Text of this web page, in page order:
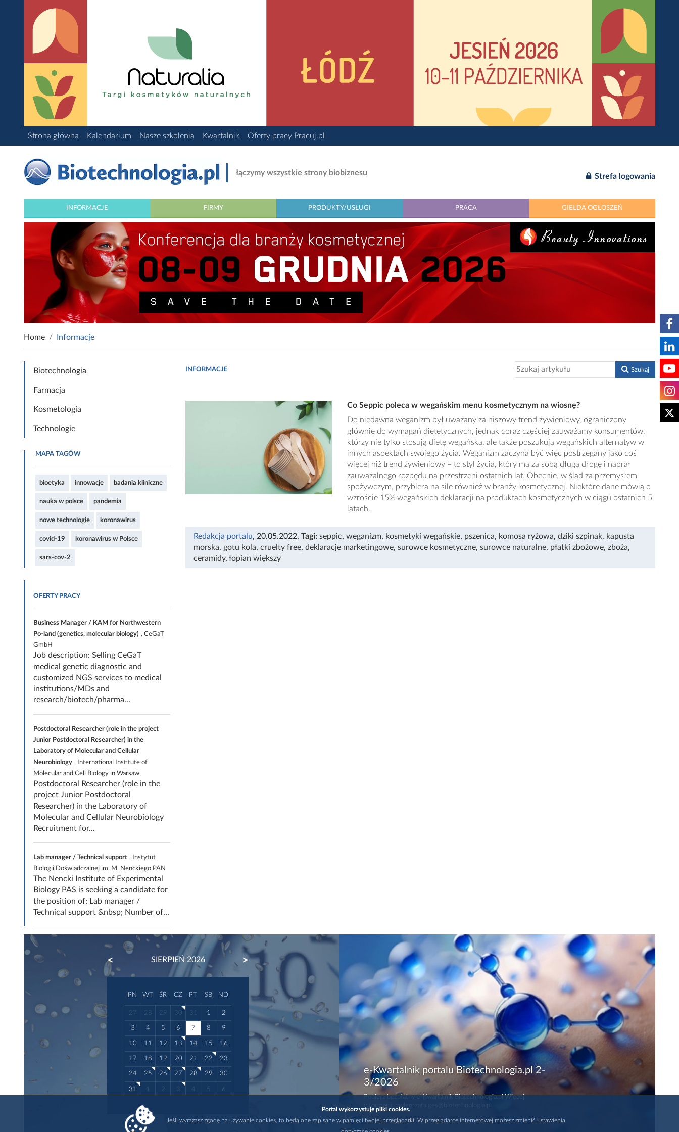
Strona główna Kalendarium Nasze szkolenia Kwartalnik Oferty pracy Pracuj.pl
łączymy wszystkie strony biobiznesu Strefa logowania
INFORMACJE FIRMY PRODUKTY/USŁUGI PRACA GIEŁDA OGŁOSZEŃ
Home Informacje
Biotechnologia
Farmacja
Kosmetologia
Technologie
MAPA TAGÓW
bioetyka innowacje badania kliniczne
nauka w polsce pandemia
nowe technologie koronawirus
covid-19 koronawirus w Polsce
sars-cov-2
OFERTY PRACY
Business Manager / KAM for Northwestern
Po-land (genetics, molecular biology) , CeGaT
GmbH
Job description: Selling CeGaT
medical genetic diagnostic and
customized NGS services to medical
institutions/MDs and
research/biotech/pharma...
Postdoctoral Researcher (role in the project
Junior Postdoctoral Researcher) in the
Laboratory of Molecular and Cellular
Neurobiology , International Institute of
Molecular and Cell Biology in Warsaw
Postdoctoral Researcher (role in the
project Junior Postdoctoral
Researcher) in the Laboratory of
Molecular and Cellular Neurobiology
Recruitment for...
Lab manager / Technical support , Instytut
Biologii Doświadczalnej im. M. Nenckiego PAN
The Nencki Institute of Experimental
Biology PAS is seeking a candidate for
the position of: Lab manager /
Technical support &nbsp; Number of...
INFORMACJE Szukaj
Co Seppic poleca w wegańskim menu kosmetycznym na wiosnę?
Do niedawna weganizm był uważany za niszowy trend żywieniowy, ograniczony
głównie do wymagań dietetycznych, jednak coraz częściej zauważamy konsumentów,
którzy nie tylko stosują dietę wegańską, ale także poszukują wegańskich alternatyw w
innych aspektach swojego życia. Weganizm zaczyna być więc postrzegany jako coś
więcej niż trend żywieniowy – to styl życia, który ma za sobą długą drogę i nabrał
zauważalnego rozpędu na przestrzeni ostatnich lat. Obecnie, w ślad za przemysłem
spożywczym, przybiera na sile również w branży kosmetycznej. Niektóre dane mówią o
wzroście 15% wegańskich deklaracji na produktach kosmetycznych w ciągu ostatnich 5
latach.
Redakcja portalu, 20.05.2022, Tagi: seppic, weganizm, kosmetyki wegańskie, pszenica, komosa ryżowa, dziki szpinak, kapusta
morska, gotu kola, cruelty free, deklaracje marketingowe, surowce kosmetyczne, surowce naturalne, płatki zbożowe, zboża,
ceramidy, łopian większy
SIERPIEŃ 2026
PREVIOUS NEXT
PN WT ŚR CZ PT SB ND
27 28 29 30 31 1 2
3 4 5 6 7 8 9
10 11 12 13 14 15 16
17 18 19 20 21 22 23
24 25 26 27 28 29 30
31 1 2 3 4 5 6
e-Kwartalnik portalu Biotechnologia.pl 2-
3/2026
Pobierz bezpłatny e-Kwartalnik Biotechnologia.pl Więcej
informacji: malgorzata.ges@biotechnologia.pl
Portal wykorzystuje pliki cookies.
Jeśli wyrażasz zgodę na używanie cookies, to będą one zapisane w pamięci twojej przeglądarki. W przeglądarce internetowej możesz zmienić ustawienia